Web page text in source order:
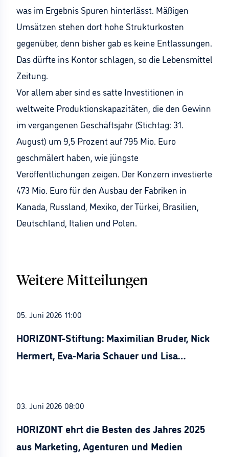
was im Ergebnis Spuren hinterlässt. Mäßigen
Umsätzen stehen dort hohe Strukturkosten
gegenüber, denn bisher gab es keine Entlassungen.
Das dürfte ins Kontor schlagen, so die Lebensmittel
Zeitung.
Vor allem aber sind es satte Investitionen in
weltweite Produktionskapazitäten, die den Gewinn
im vergangenen Geschäftsjahr (Stichtag: 31.
August) um 9,5 Prozent auf 795 Mio. Euro
geschmälert haben, wie jüngste
Veröffentlichungen zeigen. Der Konzern investierte
473 Mio. Euro für den Ausbau der Fabriken in
Kanada, Russland, Mexiko, der Türkei, Brasilien,
Deutschland, Italien und Polen.
Weitere Mitteilungen
05. Juni 2026 11:00
HORIZONT-Stiftung: Maximilian Bruder, Nick
Hermert, Eva-Maria Schauer und Lisa
03. Juni 2026 08:00
HORIZONT ehrt die Besten des Jahres 2025
aus Marketing, Agenturen und Medien